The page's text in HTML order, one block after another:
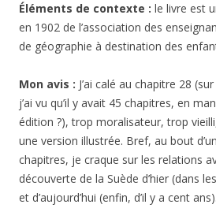
Éléments de contexte : le livre est
en 1902 de l’association des
de géographie à destination des
Mon avis : J’ai calé au chapitre 28
j’ai vu qu’il y avait 45 chapitres, en
édition ?), trop moralisateur, trop
une version illustrée. Bref, au bout
chapitres, je craque sur les relations
découverte de la Suède d’hier (dans
et d’aujourd’hui (enfin, d’il y a cent